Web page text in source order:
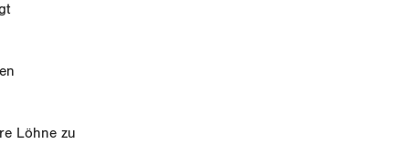
Löhne zu